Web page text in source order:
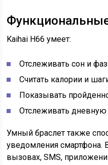
Kaihai H66 умеет:
Отслеживать сон и
Считать калории и
Показывать
Отслеживать дневную
Умный браслет также
уведомления смартфона.
вызовах, SMS,